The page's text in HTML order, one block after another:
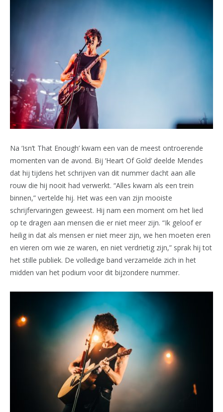
Na ‘Isn’t That Enough’ kwam een van de meest ontroerende
momenten van de avond. Bij ‘Heart Of Gold’ deelde Mendes
dat hij tijdens het schrijven van dit nummer dacht aan alle
rouw die hij nooit had verwerkt. “Alles kwam als een trein
binnen,” vertelde hij. Het was een van zijn mooiste
schrijfervaringen geweest. Hij nam een moment om het lied
op te dragen aan mensen die er niet meer zijn. “Ik geloof er
heilig in dat als mensen er niet meer zijn, we hen moeten eren
en vieren om wie ze waren, en niet verdrietig zijn,” sprak hij tot
het stille publiek. De volledige band verzamelde zich in het
midden van het podium voor dit bijzondere nummer.